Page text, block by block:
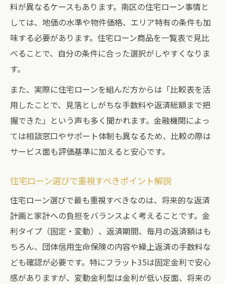
地価動向を踏まえた賢いローン設計
地価動向と住宅ローン返済プラン比較
南区の地価変動に強い住宅ローン選び
資産形成に有利な住宅ローンの条件
南区で住宅ローンを有利に組むヒント
住宅ローン条件比較表で有利な選択を
南区で有利に住宅ローンを組む方法
住宅ローン契約時の見落としがちな注意点
南区の地価を活かしたローン活用法
料が異なるケースもあります。南区の住宅ローン事情と
しては、地価の水準や物件価格、エリア特有の条件も加
味する必要があります。住宅ローン商品を一覧表で見比
べることで、自分の条件に合った選択がしやすくなりま
す。
また、実際に住宅ローンを組んだ方からは「比較表を活
用したことで、見落としがちな手数料や返済総額まで把
握できた」という声も多く聞かれます。金融機関によっ
ては相談窓口やサポート体制も異なるため、比較の際は
サービス面も評価基準に加えると安心です。
住宅ローン選びで重視すべきポイント解説
住宅ローン選びで最も重視すべきなのは、将来的な返済
計画と家計への負担をバランスよく考えることです。金
利タイプ（固定・変動）、返済期間、毎月の返済額はも
ちろん、団体信用生命保険の内容や繰上返済の手数料な
ども確認が必要です。特にフラット35は固定金利で安心
感がありますが、変動金利型は金利が低い反面、将来の